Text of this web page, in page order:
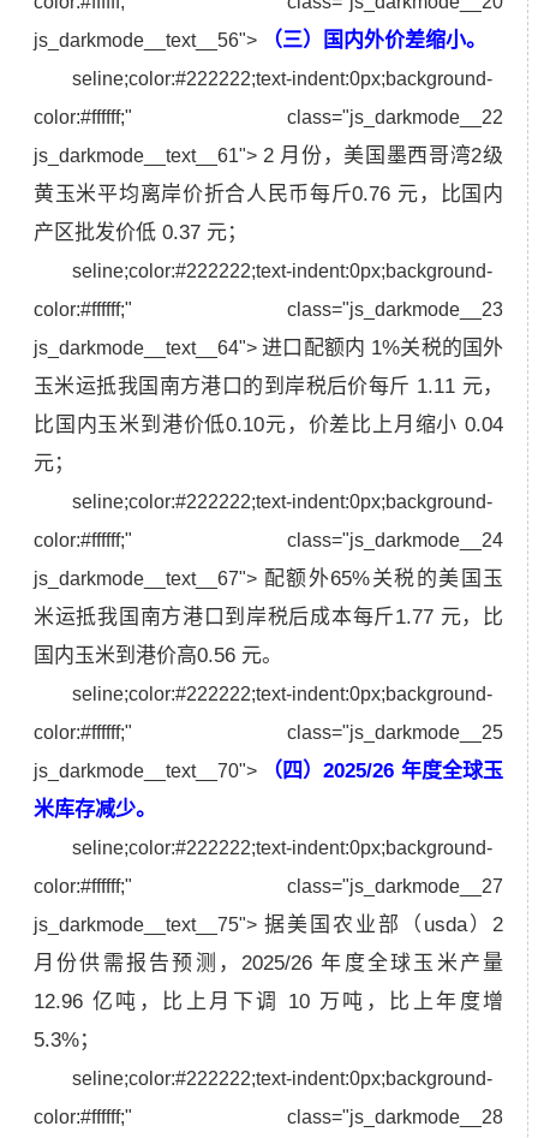
js_darkmode__text__56">
（三）国内外价差缩小。
seline;color:#222222;text-indent:0px;background-
color:#ffffff;" class="js_darkmode__22
js_darkmode__text__61"> 2 月份，美国墨西哥湾2级
黄玉米平均离岸价折合人民币每斤0.76 元，比国内
产区批发价低 0.37 元；
seline;color:#222222;text-indent:0px;background-
color:#ffffff;" class="js_darkmode__23
js_darkmode__text__64">进口配额内 1%关税的国外
玉米运抵我国南方港口的到岸税后价每斤 1.11 元，
比国内玉米到港价低0.10元，价差比上月缩小 0.04
元；
seline;color:#222222;text-indent:0px;background-
color:#ffffff;" class="js_darkmode__24
js_darkmode__text__67"> 配额外65%关税的美国玉
米运抵我国南方港口到岸税后成本每斤1.77 元，比
国内玉米到港价高0.56 元。
seline;color:#222222;text-indent:0px;background-
color:#ffffff;" class="js_darkmode__25
js_darkmode__text__70">
（四）2025/26 年度全球玉
米库存减少。
seline;color:#222222;text-indent:0px;background-
color:#ffffff;" class="js_darkmode__27
js_darkmode__text__75"> 据美国农业部（usda）2
月份供需报告预测，2025/26 年度全球玉米产量
12.96 亿吨，比上月下调 10 万吨，比上年度增
5.3%；
seline;color:#222222;text-indent:0px;background-
color:#ffffff;" class="js_darkmode__28